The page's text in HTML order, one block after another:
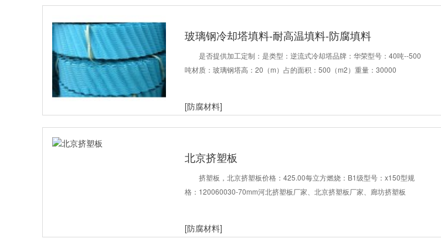
玻璃钢冷却塔填料-耐高温填料-防腐填料
是否提供加工定制：是类型：逆流式冷却塔品牌：华荣型号：40吨--500
吨材质：玻璃钢塔高：20（m）占的面积：500（m2）重量：30000
[防腐材料]
北京挤塑板
挤塑板，北京挤塑板价格：425.00每立方燃烧：B1级型号：x150型规
格：120060030-70mm河北挤塑板厂家、北京挤塑板厂家、廊坊挤塑板
[防腐材料]